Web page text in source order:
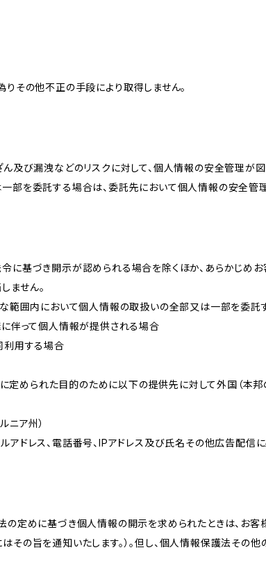
りその他不正の手段により取得しません。
ん及び漏洩などのリスクに対して、個人情報の安全管理が
部を委託する場合は、委託先において個人情報の安全管
に基づき開示が認められる場合を除くほか、あらかじめ
ません。
な範囲内において個人情報の取扱いの全部又は一部を委
に伴って個人情報が提供される場合
利用する場合
定められた目的のために以下の提供先に対して外国（本
ア州）
アドレス、電話番号、IPアドレス及び氏名その他広告配信
の定めに基づき個人情報の開示を求められたときは、お
その旨を通知いたします。）。但し、個人情報保護法その